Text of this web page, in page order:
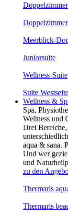
Meerblick-
Juniorsuite
Wellness-Suite
Suite Westseite
Wellness &
Spa,
Wellness und
Drei
aqua & sana.
Und wer
und
zu den
Thermaris
Thermaris